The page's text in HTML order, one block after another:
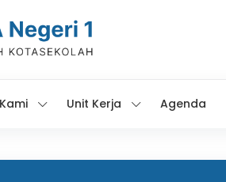
Unit Kerja Agenda